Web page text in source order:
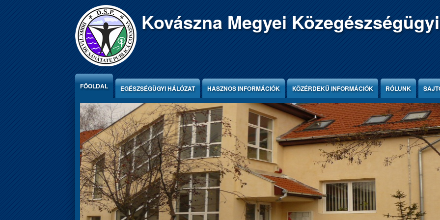
Kovászna Megyei
FŐOLDAL EGÉSZSÉGÜGYI HÁLÓZAT HASZNOS INFORMÁCIÓK KÖZÉRDEKŰ INFORMÁCIÓK RÓLUNK